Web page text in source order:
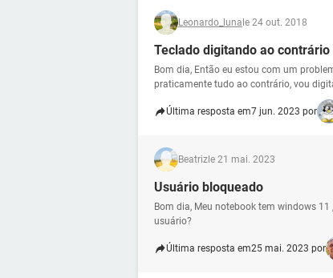
Leonardo_luna le 24 out. 2018
Teclado digitando ao contrário
Bom dia, Então eu estou com um
praticamente tudo ao contrário, vou
Última resposta em7 jun. 2023 por
Beatriz le 21 mai. 2023
Usuário bloqueado
Bom dia, Meu notebook tem windows
usuário?
Última resposta em25 mai. 2023 por